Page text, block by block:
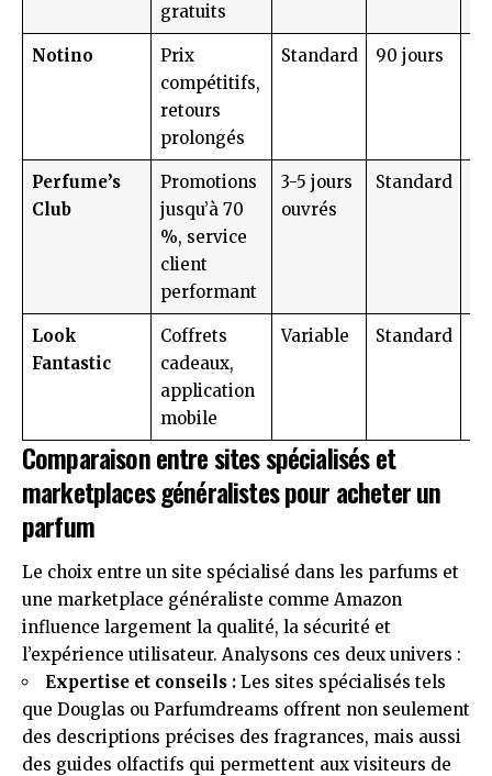
gratuits
Notino
Prix
compétitifs,
retours
prolongés
Standard 90 jours
Perfume’s
Club
Promotions
jusqu’à 70
%, service
client
performant
3-5 jours
ouvrés
Standard
Look
Fantastic
Coffrets
cadeaux,
application
mobile
Variable Standard
Comparaison entre sites spécialisés et
marketplaces généralistes pour acheter un
parfum
Le choix entre un site spécialisé dans les parfums et
une marketplace généraliste comme Amazon
influence largement la qualité, la sécurité et
l’expérience utilisateur. Analysons ces deux univers :
Expertise et conseils : Les sites spécialisés tels
que Douglas ou Parfumdreams offrent non seulement
des descriptions précises des fragrances, mais aussi
des guides olfactifs qui permettent aux visiteurs de